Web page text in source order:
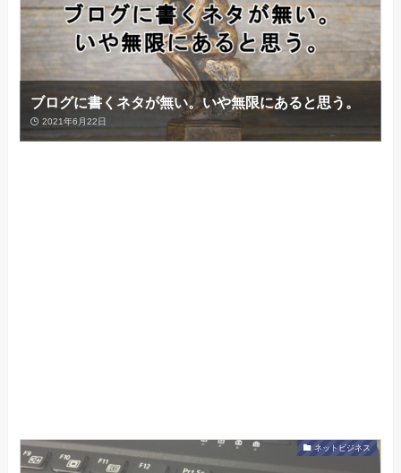
ブログに書くネタが無い。いや無限にあると思う。
2021年6月22日
ネットビジネス